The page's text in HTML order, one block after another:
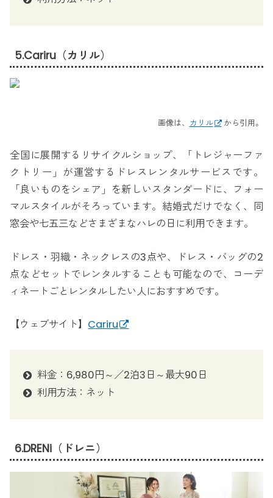
5.Cariru（カリル）
画像は、 カリル から引用。
全国に展開するリサイクルショップ、「トレジャーファ
クトリー」が運営するドレスレンタルサービスです。
「良いものをシェア」を新しいスタンダードに、フォー
マルスタイルがそろっています。結婚式だけでなく、同
窓会や七五三などさまざまなハレの日に利用できます。
ドレス・羽織・ネックレスの3点や、ドレス・バッグの2
点などセットでレンタルすることも可能なので、コーデ
ィネートごとレンタルしたい人におすすめです。
【ウェブサイト】 Cariru
料金：6,980円～／2泊3日～最大90日
利用方法：ネット
6.DRENi（ドレニ）